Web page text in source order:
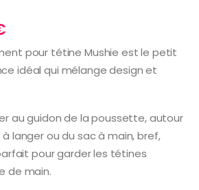
Le
prix
actuel
est :
pour tétine Mushie est le petit
idéal qui mélange design et
au guidon de la poussette, autour
langer ou du sac à main, bref,
pour garder les tétines
de main.